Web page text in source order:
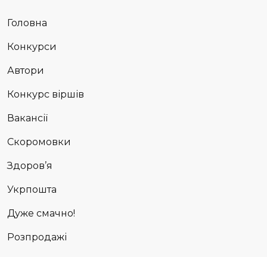
Головна
Конкурси
Автори
Конкурс віршів
Вакансії
Скоромовки
Здоров’я
Укрпошта
Дуже смачно!
Розпродажі